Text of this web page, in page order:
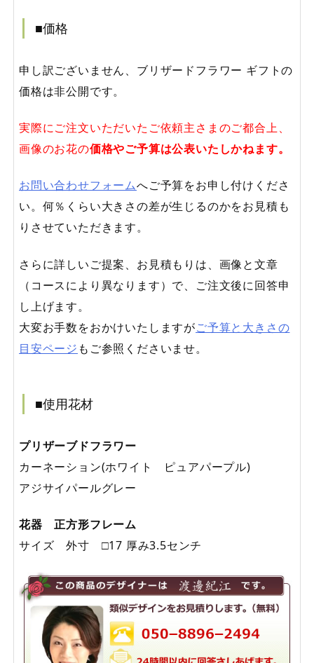
■価格
申し訳ございません、ブリザードフラワー ギフトの
価格は非公開です。
実際にご注文いただいたご依頼主さまのご都合上、
画像のお花の価格やご予算は公表いたしかねます。
お問い合わせフォームへご予算をお申し付けくださ
い。何％くらい大きさの差が生じるのかをお見積も
りさせていただきます。
さらに詳しいご提案、お見積もりは、画像と文章
（コースにより異なります）で、ご注文後に回答申
し上げます。
大変お手数をおかけいたしますがご予算と大きさの
目安ページ もご参照くださいませ。
■使用花材
プリザーブドフラワー
カーネーション(ホワイト ピュアパープル)
アジサイパールグレー
花器 正方形フレーム
サイズ 外寸 □17 厚み3.5センチ